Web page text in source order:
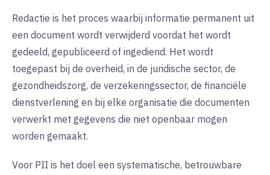
Redactie is het proces waarbij informatie permanent uit
een document wordt verwijderd voordat het wordt
gedeeld, gepubliceerd of ingediend. Het wordt
toegepast bij de overheid, in de juridische sector, de
gezondheidszorg, de verzekeringssector, de financiële
dienstverlening en bij elke organisatie die documenten
verwerkt met gegevens die niet openbaar mogen
worden gemaakt.
Voor PII is het doel een systematische, betrouwbare